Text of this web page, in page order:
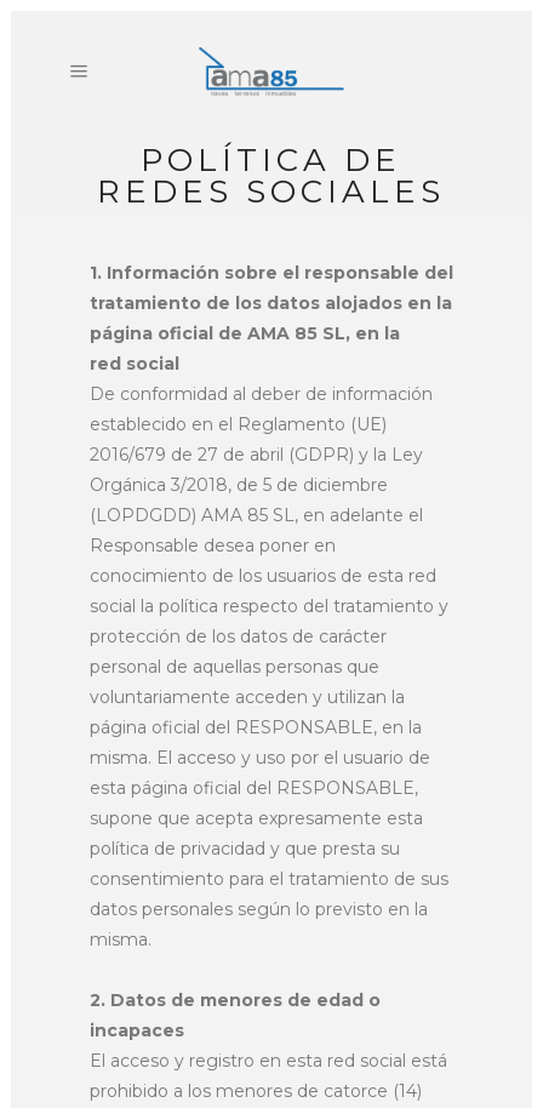
POLÍTICA DE
REDES SOCIALES
1. Información sobre el responsable del
tratamiento de los datos alojados en la
página oficial de AMA 85 SL, en la
red social
De conformidad al deber de información
establecido en el Reglamento (UE)
2016/679 de 27 de abril (GDPR) y la Ley
Orgánica 3/2018, de 5 de diciembre
(LOPDGDD) AMA 85 SL, en adelante el
Responsable desea poner en
conocimiento de los usuarios de esta red
social la política respecto del tratamiento y
protección de los datos de carácter
personal de aquellas personas que
voluntariamente acceden y utilizan la
página oficial del RESPONSABLE, en la
misma. El acceso y uso por el usuario de
esta página oficial del RESPONSABLE,
supone que acepta expresamente esta
política de privacidad y que presta su
consentimiento para el tratamiento de sus
datos personales según lo previsto en la
misma.
2. Datos de menores de edad o
incapaces
El acceso y registro en esta red social está
prohibido a los menores de catorce (14)